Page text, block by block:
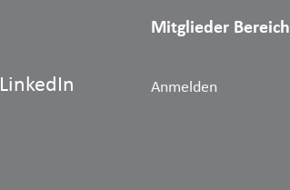
LinkedIn
Mitglieder Bereich
Anmelden